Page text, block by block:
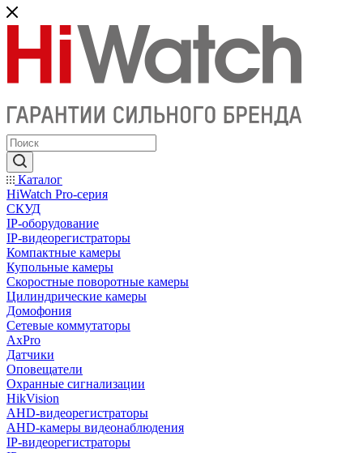
Каталог
HiWatch Pro-серия
CКУД
IP-оборудование
IP-видеорегистраторы
Компактные камеры
Купольные камеры
Скоростные поворотные камеры
Цилиндрические камеры
Домофония
Сетевые коммутаторы
AxPro
Датчики
Оповещатели
Охранные сигнализации
HikVision
AHD-видеорегистраторы
AHD-камеры видеонаблюдения
IP-видеорегистраторы